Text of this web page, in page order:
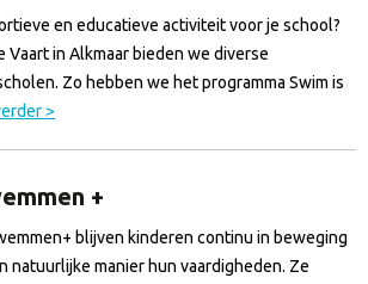
en educatieve activiteit voor je school?
Vaart in Alkmaar bieden we diverse
Zo hebben we het programma Swim is
>
+
blijven kinderen continu in beweging
natuurlijke manier hun vaardigheden. Ze